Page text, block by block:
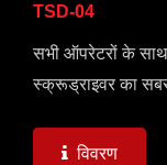
TSD-04
सभी ऑपरेटरों के
स्क्रूड्राइवर का
विवरण